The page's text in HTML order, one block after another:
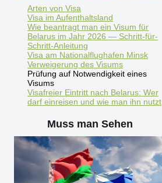
Arten von Visa
Visa im Aufenthaltsland
Wie beantragt man ein Visum für
Belarus im Jahr 2026 — Schritt-für-
Schritt-Anleitung
Visa am Nationalflughafen Minsk
Verweigerung des Visums
Prüfung auf Notwendigkeit eines
Visums
Visafreier Eintritt nach Belarus: Wer
darf einreisen und wie man ihn nutzt
Muss man Sehen